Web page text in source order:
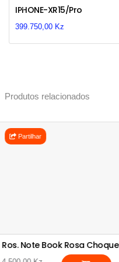
IPHONE-XR15/Pro
399.750,00 Kz
Previous
Produtos relacionados
Partilhar
Ros. Note Book Rosa Choque